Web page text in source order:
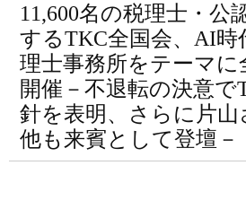
11,600名の税理士・公
するTKC全国会、AI時
理士事務所をテーマに
開催－不退転の決意
針を表明、さらに片山
他も来賓として登壇－